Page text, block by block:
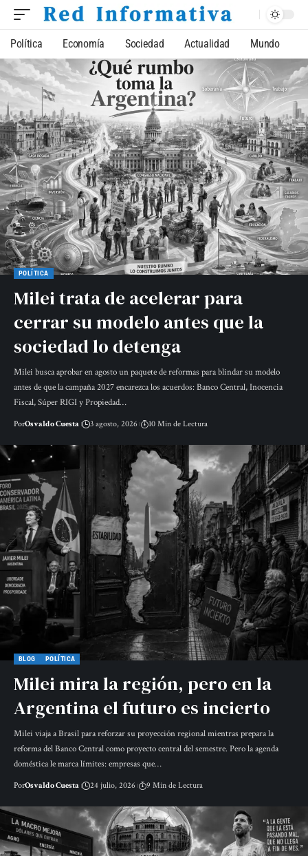
Política Economía Sociedad Actualidad Mundo
POLÍTICA
Milei trata de acelerar para
cerrar su modelo antes que la
sociedad lo detenga
Milei busca aprobar en agosto un paquete de reformas para blindar su modelo
antes de que la campaña 2027 encarezca los acuerdos: Banco Central, Inocencia
Fiscal, Súper RIGI y Propiedad…
PorOsvaldo Cuesta 3 agosto, 2026 10 Min de Lectura
BLOG POLÍTICA
Milei mira la región, pero en la
Argentina el futuro es incierto
Milei viaja a Brasil para reforzar su proyección regional mientras prepara la
reforma del Banco Central como proyecto central del semestre. Pero la agenda
doméstica le marca límites: empresas que…
PorOsvaldo Cuesta 24 julio, 2026 9 Min de Lectura